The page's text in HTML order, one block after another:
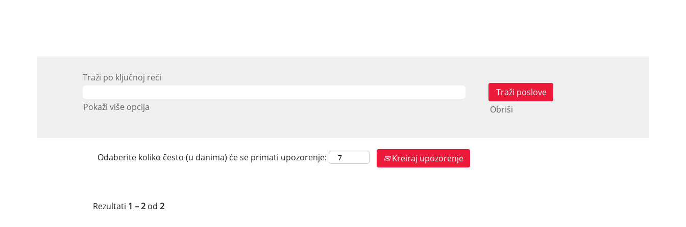
Traži po ključnoj reči
Pokaži više opcija Obriši
Odaberite koliko često (u danima) će se primati upozorenje: Kreiraj upozorenje
Rezultati 1 – 2 od 2